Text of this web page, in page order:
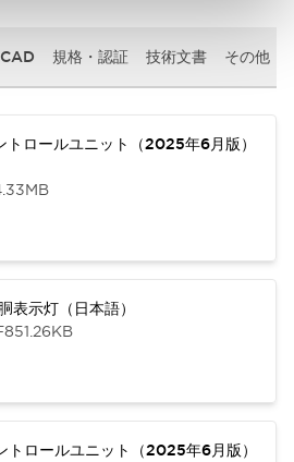
CAD 規格・認証 技術文書 その他
ロールユニット（2025年6月版）
示灯（日本語）
851.26KB
ロールユニット（2025年6月版）